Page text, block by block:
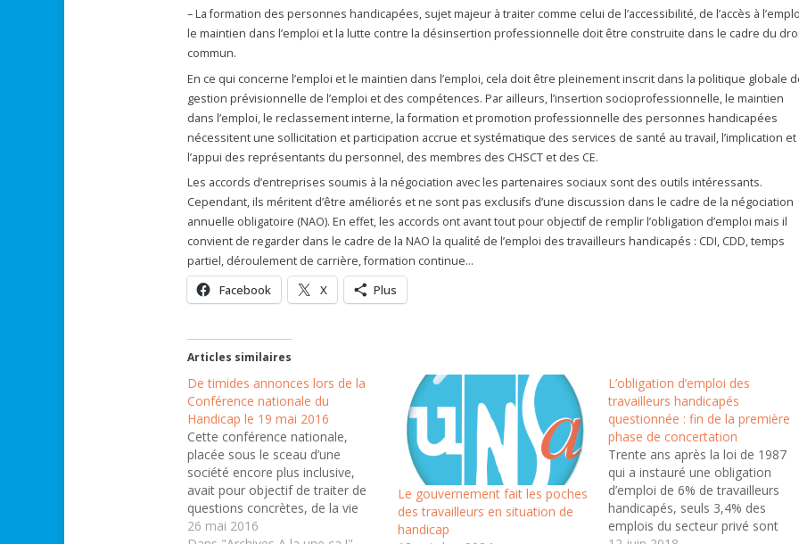
– La formation des personnes handicapées, sujet majeur à traiter comme celui de l’accessibilité, de l’accès à
le maintien dans l’emploi et la lutte contre la désinsertion professionnelle doit être construite dans le cadre du
commun.
En ce qui concerne l’emploi et le maintien dans l’emploi, cela doit être pleinement inscrit dans la politique globale
gestion prévisionnelle de l’emploi et des compétences. Par ailleurs, l’insertion socioprofessionnelle, le maintien
dans l’emploi, le reclassement interne, la formation et promotion professionnelle des personnes handicapées
nécessitent une sollicitation et participation accrue et systématique des services de santé au travail, l’implication et
l’appui des représentants du personnel, des membres des CHSCT et des CE.
Les accords d’entreprises soumis à la négociation avec les partenaires sociaux sont des outils intéressants.
Cependant, ils méritent d’être améliorés et ne sont pas exclusifs d’une discussion dans le cadre de la négociation
annuelle obligatoire (NAO). En effet, les accords ont avant tout pour objectif de remplir l’obligation d’emploi mais il
convient de regarder dans le cadre de la NAO la qualité de l’emploi des travailleurs handicapés : CDI, CDD, temps
partiel, déroulement de carrière, formation continue…
Facebook X Plus
Articles similaires
De timides annonces lors de la
Conférence nationale du
Handicap le 19 mai 2016
Cette conférence nationale,
placée sous le sceau d’une
société encore plus inclusive,
avait pour objectif de traiter de
questions concrètes, de la vie
quotidienne des personnes en
26 mai 2016
Le gouvernement fait les poches
des travailleurs en situation de
handicap
L’obligation d’emploi des
travailleurs handicapés
questionnée : fin de la première
phase de concertation
Trente ans après la loi de 1987
qui a instauré une obligation
d’emploi de 6% de travailleurs
handicapés, seuls 3,4% des
emplois du secteur privé sont